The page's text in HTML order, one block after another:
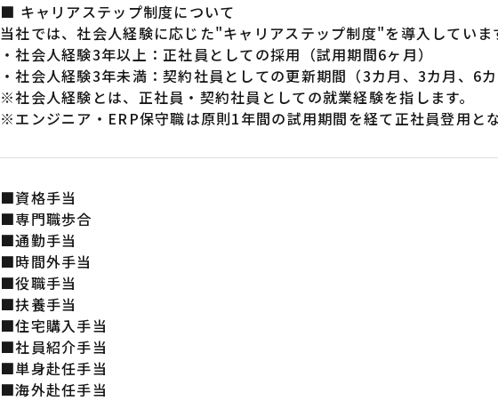
■ キャリアステップ制度について
当社では、社会人経験に応じた"キャリアステップ制度"を導入していま
・社会人経験3年以上：正社員としての採用（試用期間6ヶ月）
・社会人経験3年未満：契約社員としての更新期間（3カ月、3カ月、6
※社会人経験とは、正社員・契約社員としての就業経験を指します。
※エンジニア・ERP保守職は原則1年間の試用期間を経て正社員登用と
■資格手当
■専門職歩合
■通勤手当
■時間外手当
■役職手当
■扶養手当
■住宅購入手当
■社員紹介手当
■単身赴任手当
■海外赴任手当